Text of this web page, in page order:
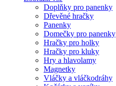
Doplňky pro panenky
Dřevěné hračky
Panenky
Domečky pro panenky
Hračky pro holky
Hračky pro kluky
Hry a hlavolamy
Magnetky
Vláčky a vláčkodráhy